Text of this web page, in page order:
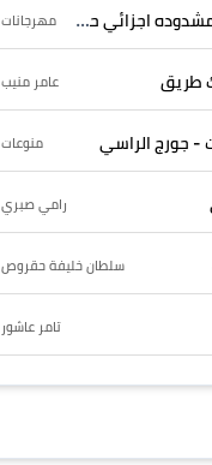
اجزائي حربونى مهرجانات
طريق عامر منيب
- جورج الراسي منوعات
رامي صبري
سلطان خليفة حقروص
تامر عاشور